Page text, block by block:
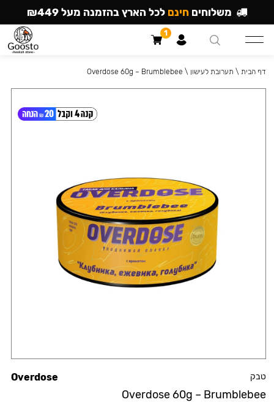
טבק
Overdose 60g – Brumblebee
Overdose
דף הבית \ תערובת לעישון \
Overdose 60g – Brumblebee
משלוחים חינם לכל הארץ בהזמנה מעל ₪449
1